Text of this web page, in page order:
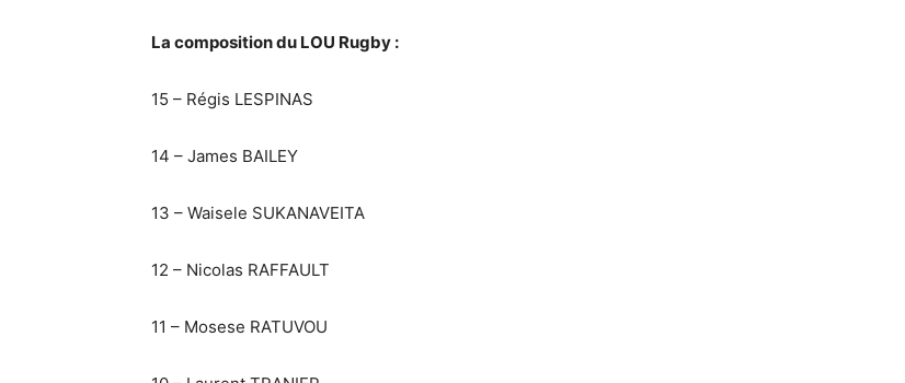
La composition du LOU Rugby :
15 – Régis LESPINAS
14 – James BAILEY
13 – Waisele SUKANAVEITA
12 – Nicolas RAFFAULT
11 – Mosese RATUVOU